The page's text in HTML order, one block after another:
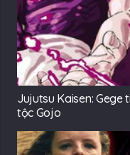
Jujutsu Kaisen: Gege
tộc Gojo